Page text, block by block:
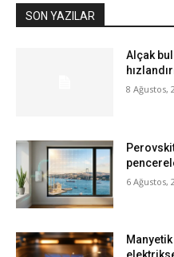
SON YAZILAR
Alçak
8 Ağustos,
6 Ağustos,